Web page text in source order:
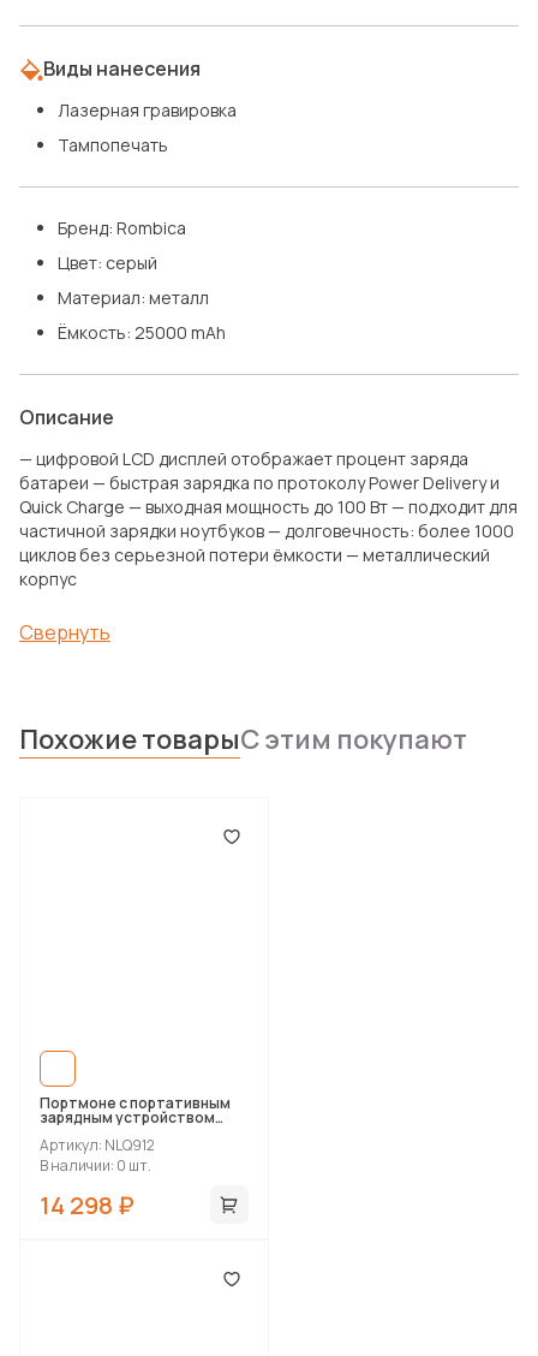
Виды нанесения
Лазерная гравировка
Тампопечать
Бренд: Rombica
Цвет: серый
Материал: металл
Ёмкость: 25000 mAh
Описание
— цифровой LCD дисплей отображает процент заряда
батареи — быстрая зарядка по протоколу Power Delivery и
Quick Charge — выходная мощность до 100 Вт — подходит для
частичной зарядки ноутбуков — долговечность: более 1000
циклов без серьезной потери ёмкости — металлический
корпус
Свернуть
Похожие товарыС этим покупают
Портмоне с портативным
зарядным устройством
Buzz, 8000 mAh
Артикул: NLQ912
В наличии: 0 шт.
14 298 ₽